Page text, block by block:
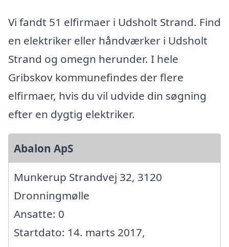
Vi fandt 51 elfirmaer i Udsholt Strand. Find
en elektriker eller håndværker i Udsholt
Strand og omegn herunder. I hele
Gribskov kommunefindes der flere
elfirmaer, hvis du vil udvide din søgning
efter en dygtig elektriker.
Abalon ApS
Munkerup Strandvej 32, 3120
Dronningmølle
Ansatte: 0
Startdato: 14. marts 2017,